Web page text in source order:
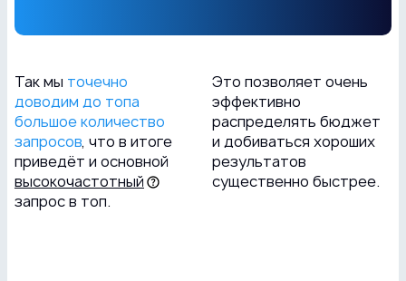
Так мы точечно
доводим до топа
большое количество
запросов, что в итоге
приведёт и основной
высокочастотный
запрос в топ.
Это позволяет очень
эффективно
распределять бюджет
и добиваться хороших
результатов
существенно быстрее.